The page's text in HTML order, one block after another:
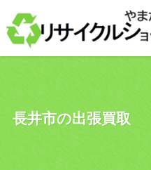
長井市の出張買取